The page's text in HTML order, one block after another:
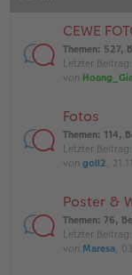
CEWE
Themen: 527,
Letzter Beitrag:
von
Fotos
Themen: 114,
Letzter Beitrag:
von goll2,
Poster &
Themen: 76,
Letzter Beitrag:
von Maresa,